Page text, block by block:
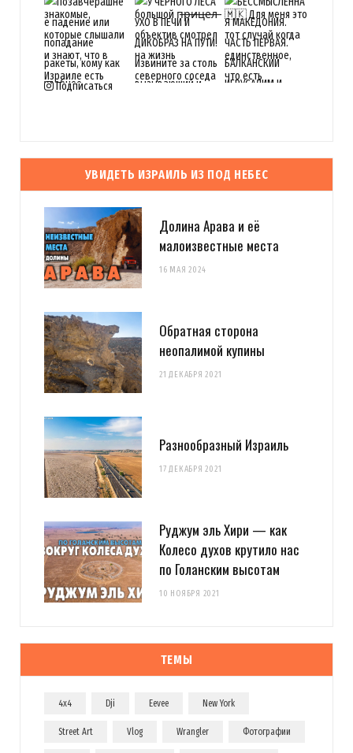
Подписаться
УВИДЕТЬ ИЗРАИЛЬ ИЗ ПОД НЕБЕС
Долина Арава и её
малоизвестные места
16 МАЯ 2024
Обратная сторона
неопалимой купины
21 ДЕКАБРЯ 2021
Разнообразный Израиль
17 ДЕКАБРЯ 2021
Руджум эль Хири — как
Колесо духов крутило нас
по Голанским высотам
10 НОЯБРЯ 2021
ТЕМЫ
4x4 Dji Eevee New York
Street Art Vlog Wrangler Фотографии